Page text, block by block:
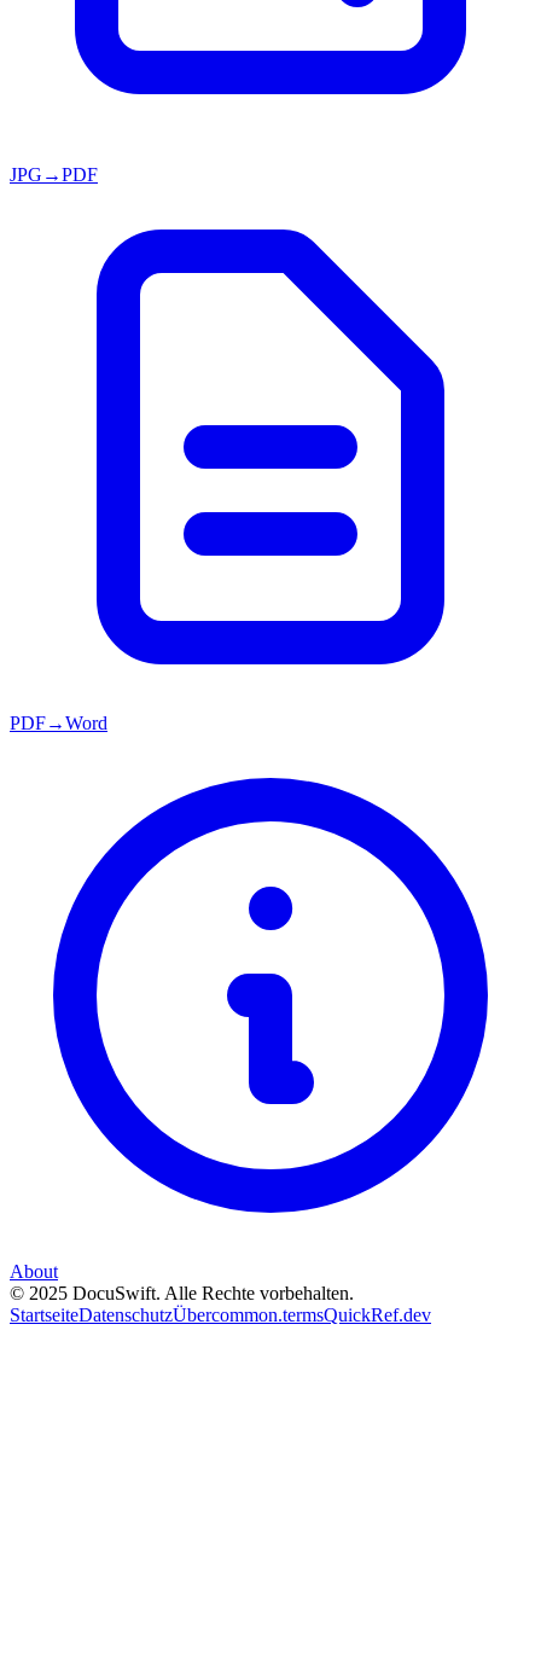
JPG→PDF
PDF→Word
About
© 2025 DocuSwift. Alle Rechte vorbehalten.
StartseiteDatenschutzÜbercommon.termsQuickRef.dev